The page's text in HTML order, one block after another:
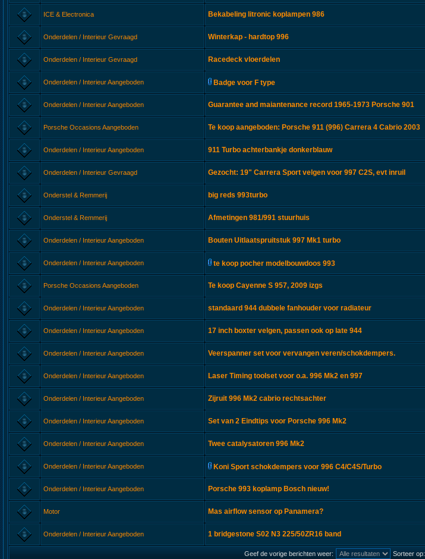
ICE & Electronica Bekabeling litronic koplampen 986
Onderdelen / Interieur Gevraagd Winterkap - hardtop 996
Onderdelen / Interieur Gevraagd Racedeck vloerdelen
Onderdelen / Interieur Aangeboden Badge voor F type
Onderdelen / Interieur Aangeboden Guarantee and maiantenance record 1965-1973 Porsche 901
Porsche Occasions Aangeboden Te koop aangeboden: Porsche 911 (996) Carrera 4 Cabrio 2003
Onderdelen / Interieur Aangeboden 911 Turbo achterbankje donkerblauw
Onderdelen / Interieur Gevraagd Gezocht: 19" Carrera Sport velgen voor 997 C2S, evt inruil
Onderstel & Remmerij big reds 993turbo
Onderstel & Remmerij Afmetingen 981/991 stuurhuis
Onderdelen / Interieur Aangeboden Bouten Uitlaatspruitstuk 997 Mk1 turbo
Onderdelen / Interieur Aangeboden te koop pocher modelbouwdoos 993
Porsche Occasions Aangeboden Te koop Cayenne S 957, 2009 izgs
Onderdelen / Interieur Aangeboden standaard 944 dubbele fanhouder voor radiateur
Onderdelen / Interieur Aangeboden 17 inch boxter velgen, passen ook op late 944
Onderdelen / Interieur Aangeboden Veerspanner set voor vervangen veren/schokdempers.
Onderdelen / Interieur Aangeboden Laser Timing toolset voor o.a. 996 Mk2 en 997
Onderdelen / Interieur Aangeboden Zijruit 996 Mk2 cabrio rechtsachter
Onderdelen / Interieur Aangeboden Set van 2 Eindtips voor Porsche 996 Mk2
Onderdelen / Interieur Aangeboden Twee catalysatoren 996 Mk2
Onderdelen / Interieur Aangeboden Koni Sport schokdempers voor 996 C4/C4S/Turbo
Onderdelen / Interieur Aangeboden Porsche 993 koplamp Bosch nieuw!
Motor Mas airflow sensor op Panamera?
Onderdelen / Interieur Aangeboden 1 bridgestone S02 N3 225/50ZR16 band
Geef de vorige berichten weer: Sorteer op: